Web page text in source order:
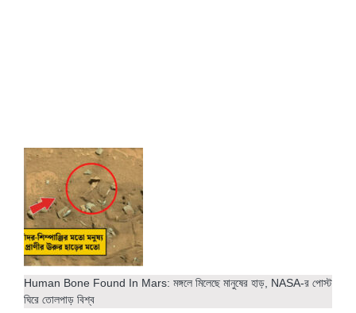
Human Bone Found In Mars: মঙ্গলে মিলেছে মানুষের হাড়, NASA-র পোস্ট
ঘিরে তোলপাড় বিশ্ব